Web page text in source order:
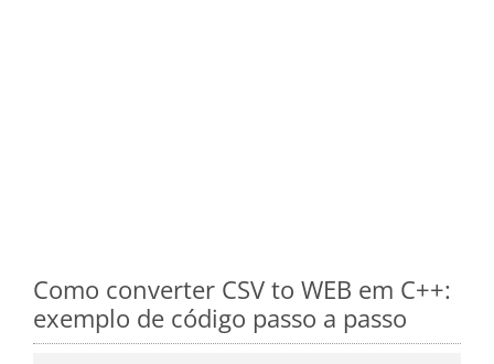
Como converter CSV to WEB em C++:
exemplo de código passo a passo